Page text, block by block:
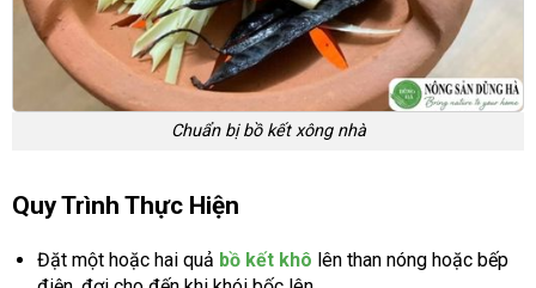
Chuẩn bị bồ kết xông nhà
Quy Trình Thực Hiện
Đặt một hoặc hai quả bồ kết khô lên than nóng hoặc bếp